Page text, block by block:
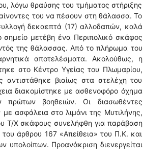
λόγω θραύσης του τμήματος στήριξης
του να πέσουν στη θάλασσα. Το
δεκαεπτά (17) αλλοδαπών, καλά
σημείο μετέβη ένα Περιπολικό σκάφος
της θάλασσας. Από το πλήρωμα του
αποτελέσματα. Ακολούθως, η
στο Κέντρο Υγείας του Πλωμαρίου,
βιαίως στα στελέχη του
διακομίστηκε με ασθενοφόρο όχημα
βοηθειών. Οι διασωθέντες
ασφάλεια στο λιμάνι της Μυτιλήνης,
Τ/Χ σκάφους συνελήφθη για παράβαση
άρθρου 167 «Απείθεια» του Π.Κ. και
Προανάκριση διενεργείται